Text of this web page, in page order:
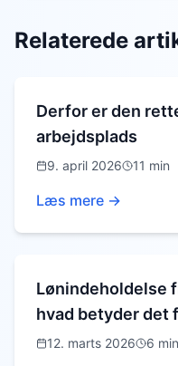
Relaterede
Derfor er den
arbejdsplads
9. april 2026 11 min
Læs mere →
Lønindeholdelse
hvad betyder det
12. marts 2026 6 min